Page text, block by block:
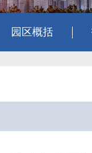
园区概括